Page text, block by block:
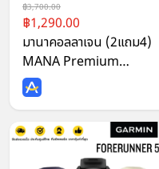
3,700.00
1,290.00
มานาคอลลาเจน (2แถม4)
MANA Premium
Collagen คอลลาเจนแบบ
ชง พรีเมี่ยมคอลลาเจน ผิว
ดูใส ผิวขาว (110g/กระปุก)